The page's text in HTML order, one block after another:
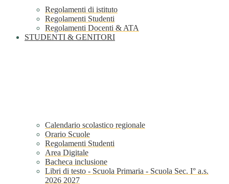
Regolamenti di istituto
Regolamenti Studenti
Regolamenti Docenti & ATA
STUDENTI & GENITORI
Calendario scolastico regionale
Orario Scuole
Regolamenti Studenti
Area Digitale
Bacheca inclusione
Libri di testo - Scuola Primaria - Scuola Sec. I° a.s.
2026 2027